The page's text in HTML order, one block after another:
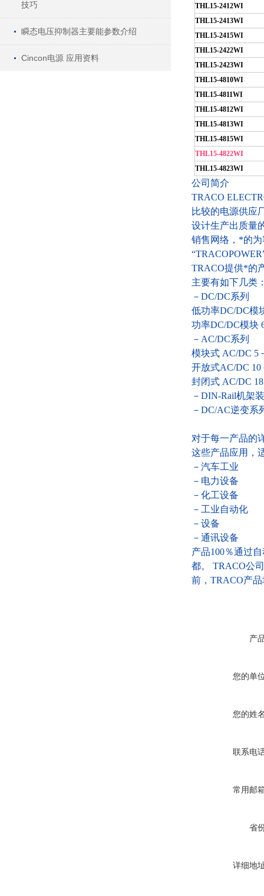
技巧
瞬态电压抑制器主要能参数介绍
Cincon电源 应用资料
THL15-2412WI
THL15-2413WI
THL15-2415WI
THL15-2422WI
THL15-2423WI
THL15-4810WI
THL15-4811WI
THL15-4812WI
THL15-4813WI
THL15-4815WI
THL15-4822WI
THL15-4823WI
公司简介
TRACO
比较的电源供应
设计生产出质量
销售网络，*的
TRACO提供*的
主要有如下几类
－DC/DC系列
低功率DC/DC模
功率DC/DC模块
－AC/DC系
模块式 AC/DC 5
开放式AC/DC 10
封闭式 AC/DC
－DIN-Rail机架
－DC/AC逆变系
对于每一产品的
这些产品应用，
－汽车工业
－电力设备
－化工设备
－工业自动化
－设备
－通讯设备
产品100％通过
都。 TRACO公
前， TRACO产
产
您的单
您的姓
联系电
常用邮
省
详细地